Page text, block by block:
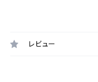
レビュー